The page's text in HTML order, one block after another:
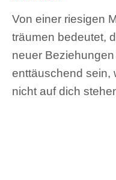
Von einer riesigen
träumen bedeutet,
neuer
enttäuschend sein,
nicht auf dich